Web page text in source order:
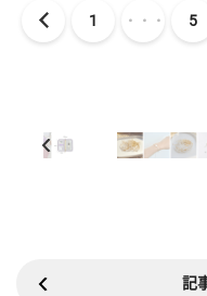
1 ・・・ 5
記